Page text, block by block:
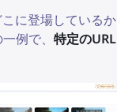
に登場しているか
例で、 特定のURL